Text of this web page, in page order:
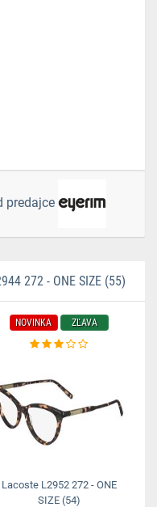
predajce
272 - ONE SIZE (55)
NOVINKA ZĽAVA
Lacoste L2952 272 - ONE
SIZE (54)